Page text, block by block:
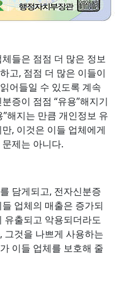
들은 점점 더 많은 정보
고, 점점 더 많은 이들이
어들일 수 있도록 계속
증이 점점 “유용”해지기
해지는 만큼 개인정보 유
, 이것은 이들 업체에게
제는 아니다.
담게되고, 전자신분증
업체의 매출은 증가되
유출되고 악용되더라도
그것을 나쁘게 사용하는
이들 업체를 보호해 줄